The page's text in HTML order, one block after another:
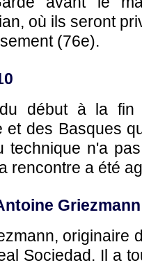
où ils seront
(76e).
début à la fin
et des Basques
technique n'a
rencontre a été
originaire
Sociedad. Il a